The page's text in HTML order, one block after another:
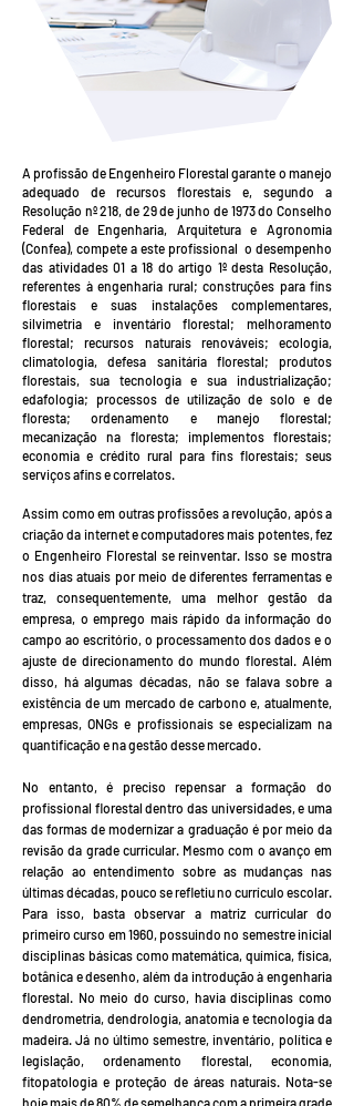
A profissão de Engenheiro Florestal garante o manejo
adequado de recursos florestais e, segundo a
Resolução nº 218, de 29 de junho de 1973 do Conselho
Federal de Engenharia, Arquitetura e Agronomia
(Confea), compete a este profissional o desempenho
das atividades 01 a 18 do artigo 1º desta Resolução,
referentes à engenharia rural; construções para fins
florestais e suas instalações complementares,
silvimetria e inventário florestal; melhoramento
florestal; recursos naturais renováveis; ecologia,
climatologia, defesa sanitária florestal; produtos
florestais, sua tecnologia e sua industrialização;
edafologia; processos de utilização de solo e de
floresta; ordenamento e manejo florestal;
mecanização na floresta; implementos florestais;
economia e crédito rural para fins florestais; seus
serviços afins e correlatos.
Assim como em outras profissões a revolução, após a
criação da internet e computadores mais potentes, fez
o Engenheiro Florestal se reinventar. Isso se mostra
nos dias atuais por meio de diferentes ferramentas e
traz, consequentemente, uma melhor gestão da
empresa, o emprego mais rápido da informação do
campo ao escritório, o processamento dos dados e o
ajuste de direcionamento do mundo florestal. Além
disso, há algumas décadas, não se falava sobre a
existência de um mercado de carbono e, atualmente,
empresas, ONGs e profissionais se especializam na
quantificação e na gestão desse mercado.
No entanto, é preciso repensar a formação do
profissional florestal dentro das universidades, e uma
das formas de modernizar a graduação é por meio da
revisão da grade curricular. Mesmo com o avanço em
relação ao entendimento sobre as mudanças nas
últimas décadas, pouco se refletiu no currículo escolar.
Para isso, basta observar a matriz curricular do
primeiro curso em 1960, possuindo no semestre inicial
disciplinas básicas como matemática, química, física,
botânica e desenho, além da introdução à engenharia
florestal. No meio do curso, havia disciplinas como
dendrometria, dendrologia, anatomia e tecnologia da
madeira. Já no último semestre, inventário, política e
legislação, ordenamento florestal, economia,
fitopatologia e proteção de áreas naturais. Nota-se
hoje mais de 80% de semelhança com a primeira grade